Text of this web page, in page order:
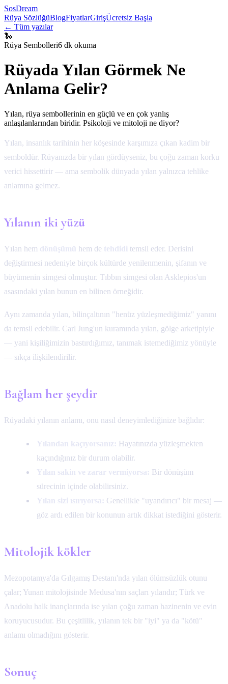
SosDream
Rüya SözlüğüBlogFiyatlarGirişÜcretsiz Başla
← Tüm yazılar
🐍
Rüya Sembolleri6 dk okuma
Rüyada Yılan Görmek Ne
Anlama Gelir?
Yılan, rüya sembollerinin en güçlü ve en çok yanlış
anlaşılanlarından biridir. Psikoloji ve mitoloji ne diyor?
Yılan, insanlık tarihinin her köşesinde karşımıza çıkan kadim bir
semboldür. Rüyanızda bir yılan gördüyseniz, bu çoğu zaman korku
verici hissettirir — ama sembolik dünyada yılan yalnızca tehlike
anlamına gelmez.
Yılanın iki yüzü
Yılan hem dönüşümü hem de tehdidi temsil eder. Derisini
değiştirmesi nedeniyle birçok kültürde yenilenmenin, şifanın ve
büyümenin simgesi olmuştur. Tıbbın simgesi olan Asklepios'un
asasındaki yılan bunun en bilinen örneğidir.
Aynı zamanda yılan, bilinçaltının "henüz yüzleşmediğimiz" yanını
da temsil edebilir. Carl Jung'un kuramında yılan, gölge arketipiyle
— yani kişiliğimizin bastırdığımız, tanımak istemediğimiz yönüyle
— sıkça ilişkilendirilir.
Bağlam her şeydir
Rüyadaki yılanın anlamı, onu nasıl deneyimlediğinize bağlıdır:
Yılandan kaçıyorsanız: Hayatınızda yüzleşmekten
kaçındığınız bir durum olabilir.
Yılan sakin ve zarar vermiyorsa: Bir dönüşüm
sürecinin içinde olabilirsiniz.
Yılan sizi ısırıyorsa: Genellikle "uyandırıcı" bir mesaj —
göz ardı edilen bir konunun artık dikkat istediğini gösterir.
Mitolojik kökler
Mezopotamya'da Gılgamış Destanı'nda yılan ölümsüzlük otunu
çalar; Yunan mitolojisinde Medusa'nın saçları yılandır; Türk ve
Anadolu halk inançlarında ise yılan çoğu zaman hazinenin ve evin
koruyucusudur. Bu çeşitlilik, yılanın tek bir "iyi" ya da "kötü"
anlamı olmadığını gösterir.
Sonuç